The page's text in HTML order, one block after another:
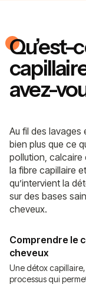
Qu’est-
avez-
Au fil des
bien plus que ce
pollution, calcaire
la fibre capillaire
qu’intervient la
sur des bases
cheveux.
Comprendre le
cheveux
Une détox
processus qui